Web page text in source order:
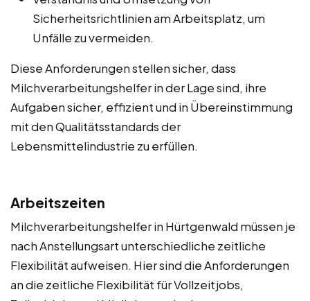
Sicherheitsrichtlinien am Arbeitsplatz, um
Unfälle zu vermeiden.
Diese Anforderungen stellen sicher, dass
Milchverarbeitungshelfer in der Lage sind, ihre
Aufgaben sicher, effizient und in Übereinstimmung
mit den Qualitätsstandards der
Lebensmittelindustrie zu erfüllen.
Arbeitszeiten
Milchverarbeitungshelfer in Hürtgenwald müssen je
nach Anstellungsart unterschiedliche zeitliche
Flexibilität aufweisen. Hier sind die Anforderungen
an die zeitliche Flexibilität für Vollzeitjobs,